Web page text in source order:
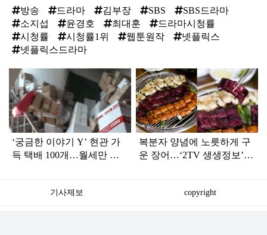
방송 드라마 김부장 SBS
SBS드라마
소지섭
윤경호 최대훈
드라마시청률
시청률
시청률1위 웹툰원작
넷플릭스
넷플릭스드라마
탑
라
인
‘궁금한 이야기 Y’ 현관 가
득 택배 100개…월세만 꼬
복분자 양념에 노릇하게 구
운 장어…‘2TV 생생정보’
기사제보 copyright